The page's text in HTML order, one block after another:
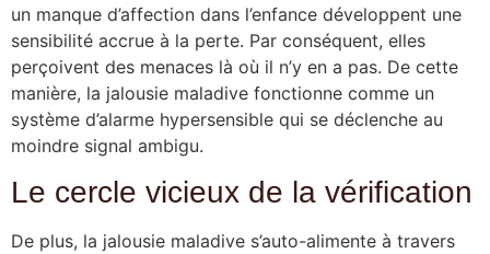
un manque d’affection dans l’enfance développent une
sensibilité accrue à la perte. Par conséquent, elles
perçoivent des menaces là où il n’y en a pas. De cette
manière, la jalousie maladive fonctionne comme un
système d’alarme hypersensible qui se déclenche au
moindre signal ambigu.
Le cercle vicieux de la vérification
De plus, la jalousie maladive s’auto-alimente à travers